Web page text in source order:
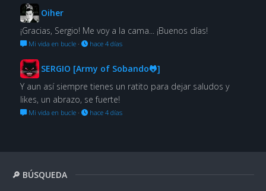
🔎 BÚSQUEDA
Oiher
¡Gracias, Sergio! Me voy a la cama... ¡Buenos días!
Mi vida en bucle· hace 4 días
SERGIO [Army of Sobando🐸]
Y aun así siempre tienes un ratito para dejar saludos y
likes, un abrazo, se fuerte!
Mi vida en bucle· hace 4 días